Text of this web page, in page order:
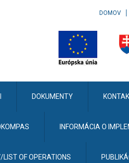
DOMOV
DOKUMENTY
INFORMÁCIA O
OF OPERATIONS